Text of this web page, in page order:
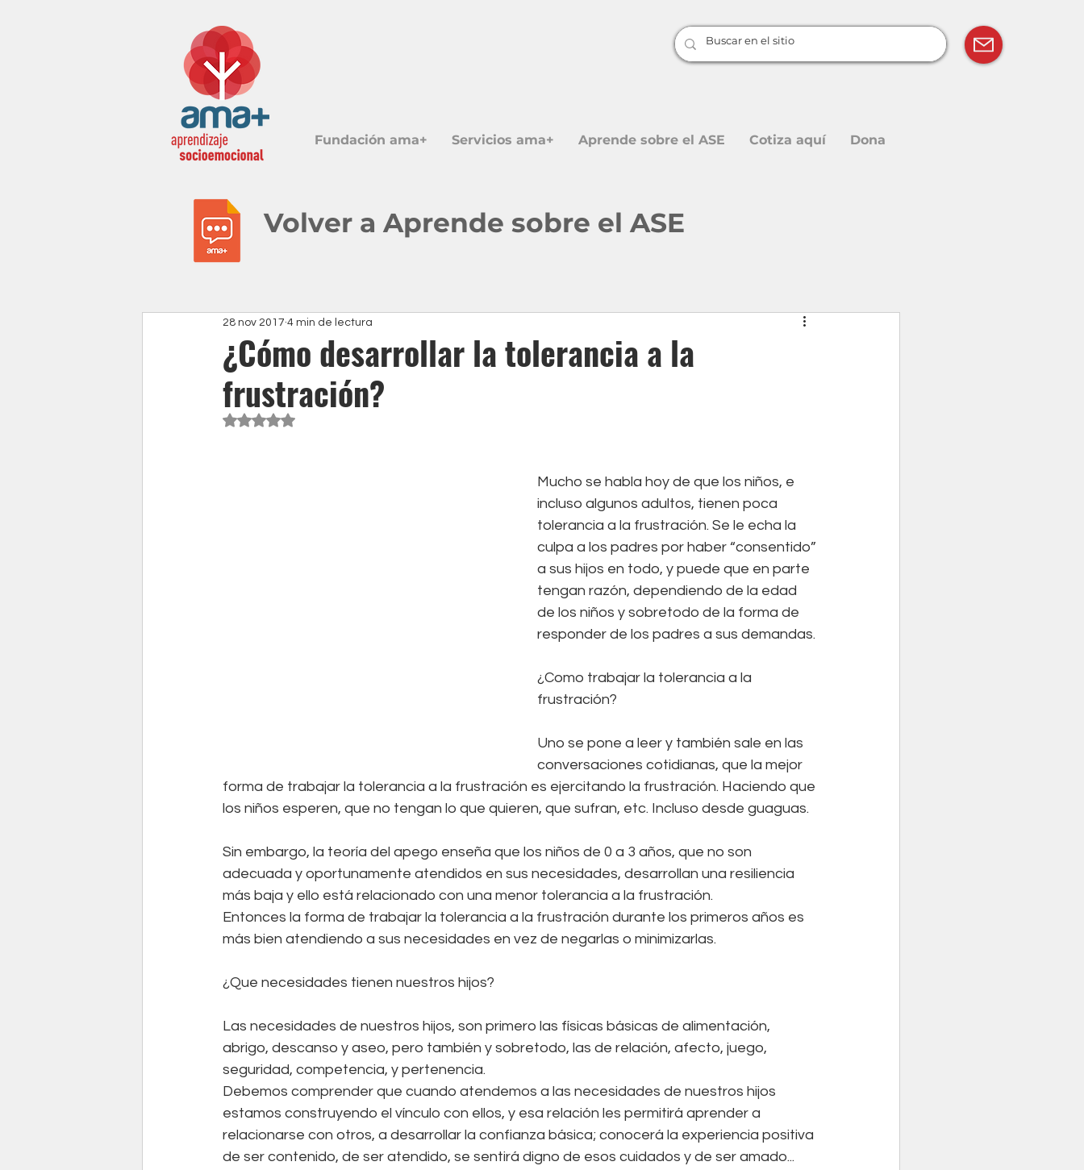
Fundación ama+ Servicios ama+ Aprende sobre el ASE Cotiza aquí Dona
Volver a Aprende sobre el ASE
¿Cómo desarrollar la tolerancia a la
frustración?
28 nov 2017 4 min de lectura
Obtuvo NaN de 5 estrellas.
Mucho se habla hoy de que los niños, e
incluso algunos adultos, tienen poca
tolerancia a la frustración. Se le echa la
culpa a los padres por haber “consentido”
a sus hijos en todo, y puede que en parte
tengan razón, dependiendo de la edad
de los niños y sobretodo de la forma de
responder de los padres a sus demandas.
¿Como trabajar la tolerancia a la
frustración?
Uno se pone a leer y también sale en las
conversaciones cotidianas, que la mejor
forma de trabajar la tolerancia a la frustración es ejercitando la frustración. Haciendo que
los niños esperen, que no tengan lo que quieren, que sufran, etc. Incluso desde guaguas.
Sin embargo, la teoría del apego enseña que los niños de 0 a 3 años, que no son
adecuada y oportunamente atendidos en sus necesidades, desarrollan una resiliencia
más baja y ello está relacionado con una menor tolerancia a la frustración.
Entonces la forma de trabajar la tolerancia a la frustración durante los primeros años es
más bien atendiendo a sus necesidades en vez de negarlas o minimizarlas.
¿Que necesidades tienen nuestros hijos?
Las necesidades de nuestros hijos, son primero las físicas básicas de alimentación,
abrigo, descanso y aseo, pero también y sobretodo, las de relación, afecto, juego,
seguridad, competencia, y pertenencia.
Debemos comprender que cuando atendemos a las necesidades de nuestros hijos
estamos construyendo el vínculo con ellos, y esa relación les permitirá aprender a
relacionarse con otros, a desarrollar la confianza básica; conocerá la experiencia positiva
de ser contenido, de ser atendido, se sentirá digno de esos cuidados y de ser amado...